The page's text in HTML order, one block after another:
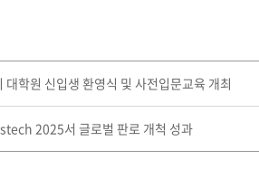
학원 신입생 환영식 및 사전입문교육 개최
2025서 글로벌 판로 개척 성과